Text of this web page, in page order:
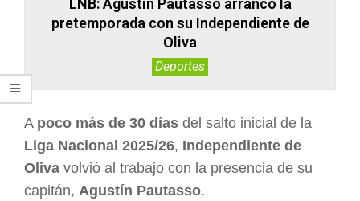
LNB: Agustín Pautasso arrancó la
pretemporada con su Independiente de
Oliva
Deportes
A poco más de 30 días del salto inicial de la
Liga Nacional 2025/26, Independiente de
Oliva volvió al trabajo con la presencia de su
capitán, Agustín Pautasso.